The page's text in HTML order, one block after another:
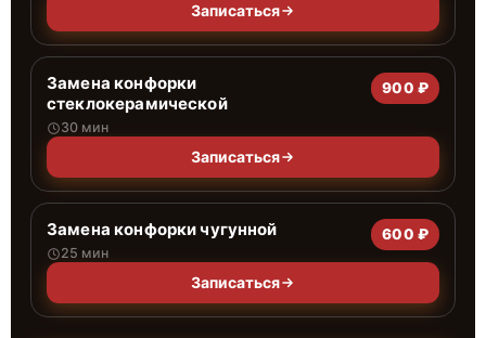
Записаться
Замена конфорки
стеклокерамической
30 мин
900 ₽
Записаться
Замена конфорки чугунной
25 мин
600 ₽
Записаться